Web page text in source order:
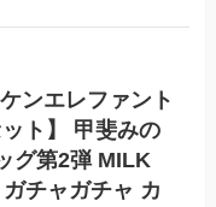
ンエレファント
ト】 甲斐みの
グ第2弾 MILK
チャガチャ カ